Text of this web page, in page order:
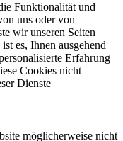
Funktionalität und
uns oder von
wir unseren Seiten
es, Ihnen ausgehend
Erfahrung
Cookies nicht
Dienste
möglicherweise nicht